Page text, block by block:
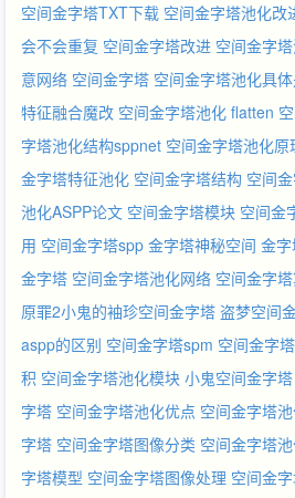
空间金字塔TXT下载 空间金字塔池化改
会不会重复 空间金字塔改进 空间金字
意网络 空间金字塔 空间金字塔池化具
特征融合魔改 空间金字塔池化 flatten
字塔池化结构sppnet 空间金字塔池化原
金字塔特征池化 空间金字塔结构 空间
池化ASPP论文 空间金字塔模块 空间金
用 空间金字塔spp 金字塔神秘空间 金
金字塔 空间金字塔池化网络 空间金字
原罪2小鬼的袖珍空间金字塔 盗梦空间
aspp的区别 空间金字塔spm 空间金字
积 空间金字塔池化模块 小鬼空间金字塔
字塔 空间金字塔池化优点 空间金字塔
字塔 空间金字塔图像分类 空间金字塔
字塔模型 空间金字塔图像处理 空间金